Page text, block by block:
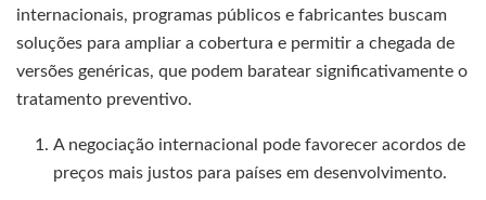
internacionais, programas públicos e fabricantes buscam
soluções para ampliar a cobertura e permitir a chegada de
versões genéricas, que podem baratear significativamente o
tratamento preventivo.
A negociação internacional pode favorecer acordos de
preços mais justos para países em desenvolvimento.